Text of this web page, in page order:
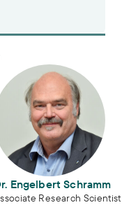
Dr. Engelbert Schramm
Engelbert Schramm
Research Scientist